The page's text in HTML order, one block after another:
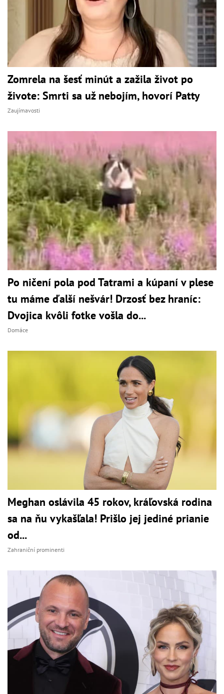
Zomrela na šesť minút a zažila život po
živote: Smrti sa už nebojím, hovorí Patty
Zaujímavosti
Po ničení pola pod Tatrami a kúpaní v plese
tu máme ďalší nešvár! Drzosť bez hraníc:
Dvojica kvôli fotke vošla do...
Domáce
Meghan oslávila 45 rokov, kráľovská rodina
sa na ňu vykašľala! Prišlo jej jediné prianie
od...
Zahraniční prominenti